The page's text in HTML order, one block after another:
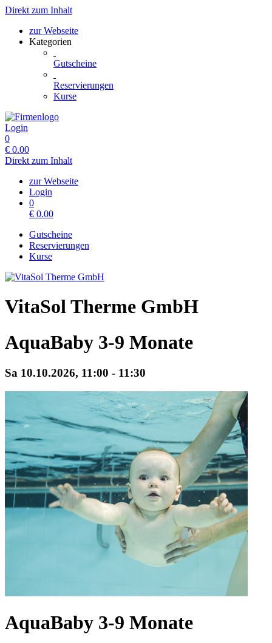
Direkt zum Inhalt
zur Webseite
Kategorien
Gutscheine
Reservierungen
Kurse
Login
0
€ 0.00
Direkt zum Inhalt
zur Webseite
Login
0
€ 0.00
Gutscheine
Reservierungen
Kurse
VitaSol Therme GmbH
AquaBaby 3-9 Monate
Sa 10.10.2026, 11:00 - 11:30
AquaBaby 3-9 Monate